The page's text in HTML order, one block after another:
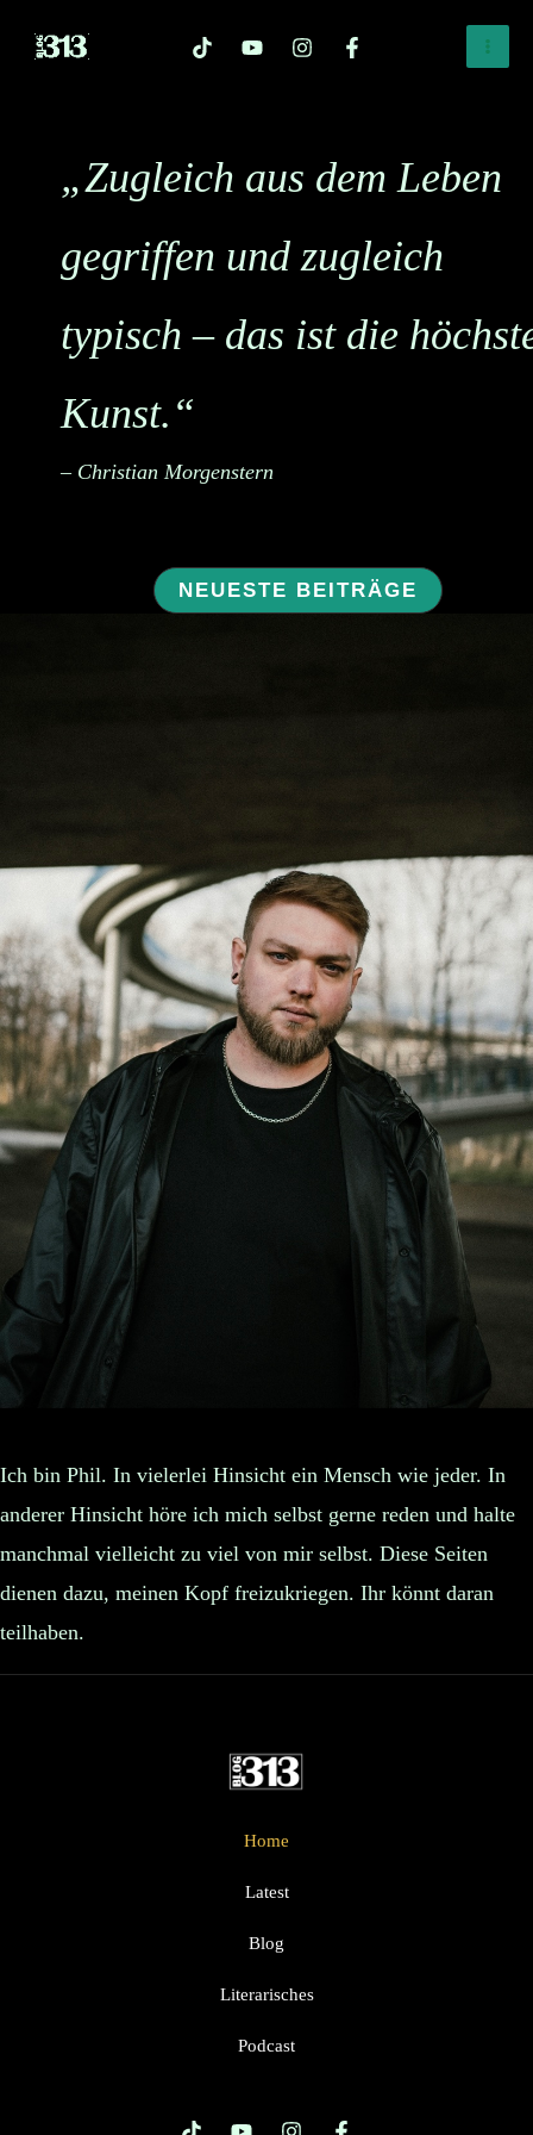
Inhalt
„Zugleich aus dem Leben
gegriffen und zugleich
typisch – das ist die
Kunst.“
– Christian Morgenstern
NEUESTE BEITRÄGE
Ich bin Phil. In vielerlei Hinsicht ein Mensch wie jeder. In
anderer Hinsicht höre ich mich selbst gerne reden und halte
manchmal vielleicht zu viel von mir selbst. Diese Seiten
dienen dazu, meinen Kopf freizukriegen. Ihr könnt daran
teilhaben.
Home
Latest
Blog
Literarisches
Podcast